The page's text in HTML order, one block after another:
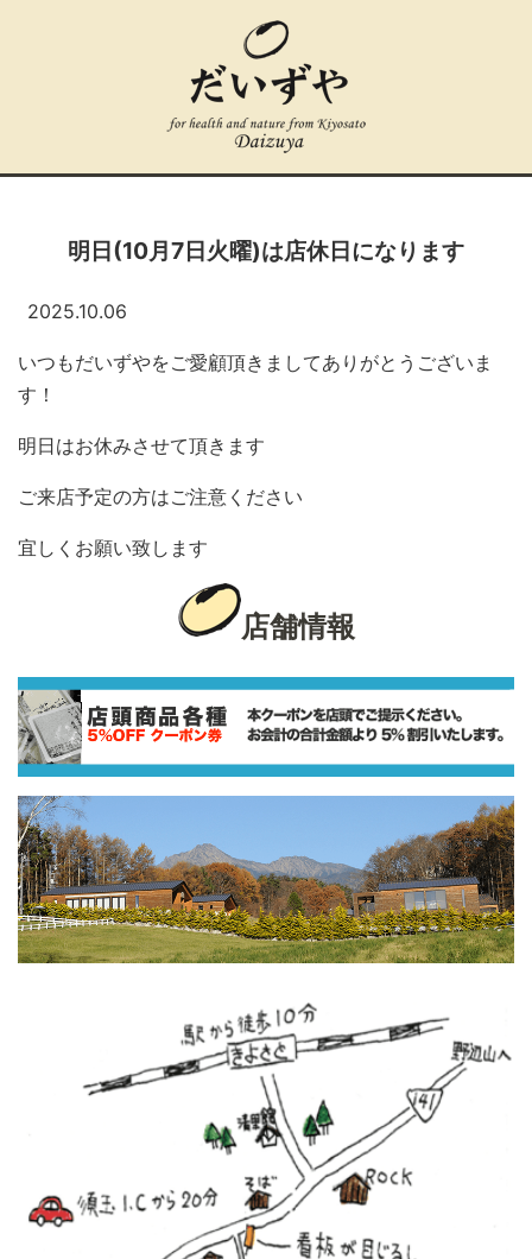
明日(10月7日火曜)は店休日になります
2025.10.06
いつもだいずやをご愛顧頂きましてありがとうございま
す！
明日はお休みさせて頂きます
ご来店予定の方はご注意ください
宜しくお願い致します
店舗情報